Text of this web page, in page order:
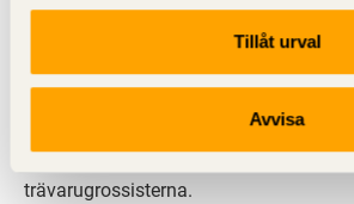
Tillåt urval
Avvisa
Svenskt Trä representerar svensk
och är en del av
svensk limträ-, KL-trä- och
trävarugrossisterna.